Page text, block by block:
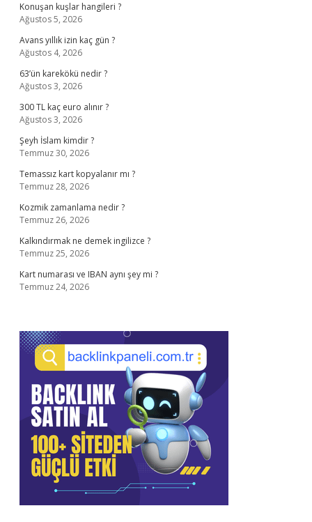
Konuşan kuşlar hangileri ?
Ağustos 5, 2026
Avans yıllık izin kaç gün ?
Ağustos 4, 2026
63’ün karekökü nedir ?
Ağustos 3, 2026
300 TL kaç euro alınır ?
Ağustos 3, 2026
Şeyh İslam kimdir ?
Temmuz 30, 2026
Temassız kart kopyalanır mı ?
Temmuz 28, 2026
Kozmik zamanlama nedir ?
Temmuz 26, 2026
Kalkındırmak ne demek ingilizce ?
Temmuz 25, 2026
Kart numarası ve IBAN aynı şey mi ?
Temmuz 24, 2026